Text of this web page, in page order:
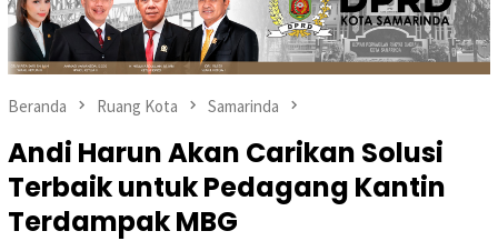
Beranda Ruang Kota Samarinda
Andi Harun Akan Carikan Solusi
Terbaik untuk Pedagang Kantin
Terdampak MBG